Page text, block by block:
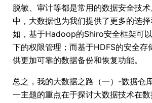
脱敏、审计等都是常用的数据安全技
中，大数据也为我们提供了更多的选
如，基于Hadoop的Shiro安全框架可
下的权限管理；而基于HDFS的安全存
供更加可靠的数据备份和恢复功能。
总之，我的大数据之路（一）-数据仓
一主题的重点在于探讨大数据技术在